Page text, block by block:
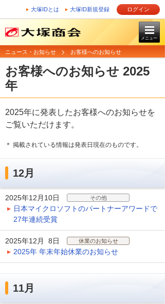
大塚IDとは 大塚ID新規登録 ログイン
メニュー
ニュース・お知らせ お客様へのお知らせ
お客様へのお知らせ 2025
年
2025年に発表したお客様へのお知らせを
ご覧いただけます。
＊ 掲載されている情報は発表日現在のものです。
12月
2025年12月10日 その他
日本マイクロソフトのパートナーアワードで
27年連続受賞
2025年12月 8日 休業のお知らせ
2025年 年末年始休業のお知らせ
11月